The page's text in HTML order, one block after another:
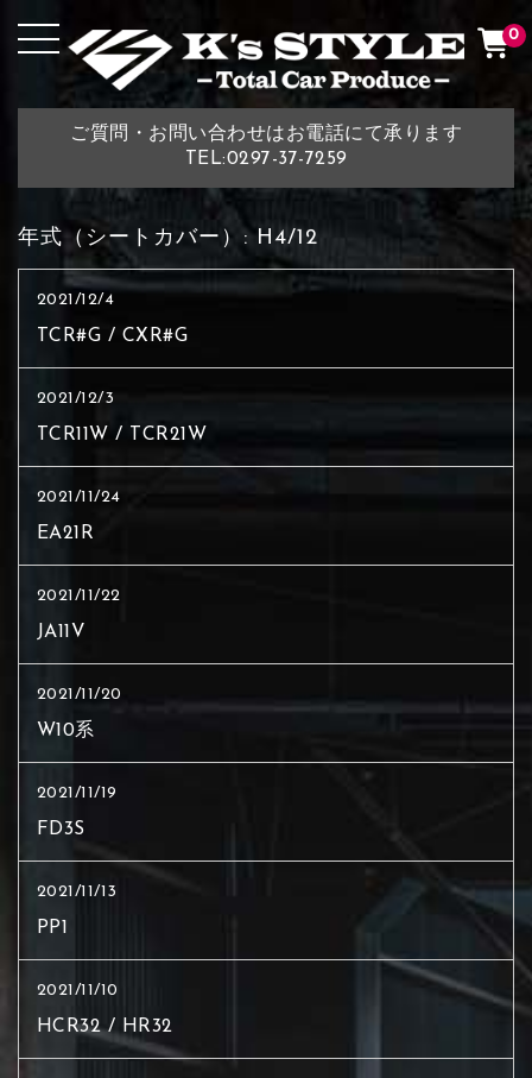
ご質問・お問い合わせはお電話にて承ります
TEL:0297-37-7259
0
年式（シートカバー）: H4/12
2021/12/4
TCR#G / CXR#G
2021/12/3
TCR11W / TCR21W
2021/11/24
EA21R
2021/11/22
JA11V
2021/11/20
W10系
2021/11/19
FD3S
2021/11/13
PP1
2021/11/10
HCR32 / HR32